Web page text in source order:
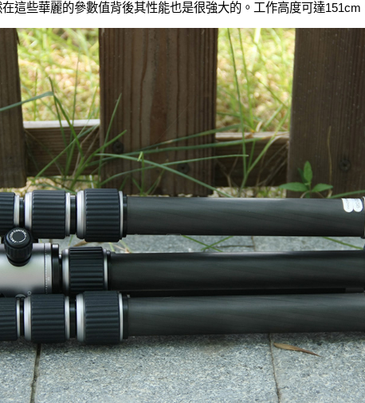
這些華麗的參數值背後其性能也是很強大的。工作高度可達151cm